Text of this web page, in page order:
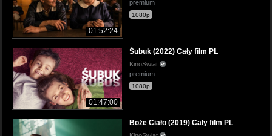
01:52:24
premium
1080p
01:47:00
Śubuk (2022) Cały film PL
KinoSwiat
premium
1080p
Boże Ciało (2019) Cały film PL